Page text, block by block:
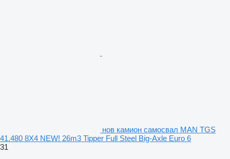
нов камион самосвал MAN TGS
41.480 8X4 NEW! 26m3 Tipper Full Steel Big-Axle Euro 6
31